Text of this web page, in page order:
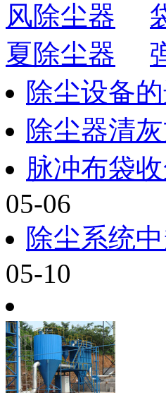
风除尘器
夏除尘器
除尘设备
除尘器清
脉冲布袋
05-06
除尘系统
05-10